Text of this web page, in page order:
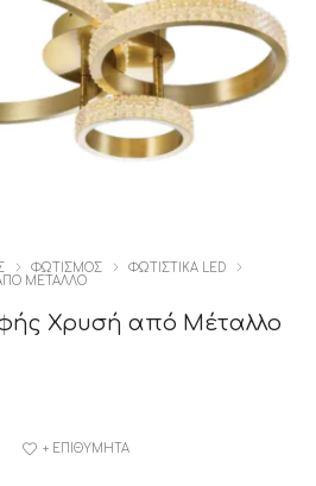
ΦΩΤΙΣΜΟΣ
ΦΩΤΙΣΤΙΚΑ LED
ΜΈΤΑΛΛΟ
Χρυσή από Μέταλλο
+ ΕΠΙΘΥΜΗΤΆ